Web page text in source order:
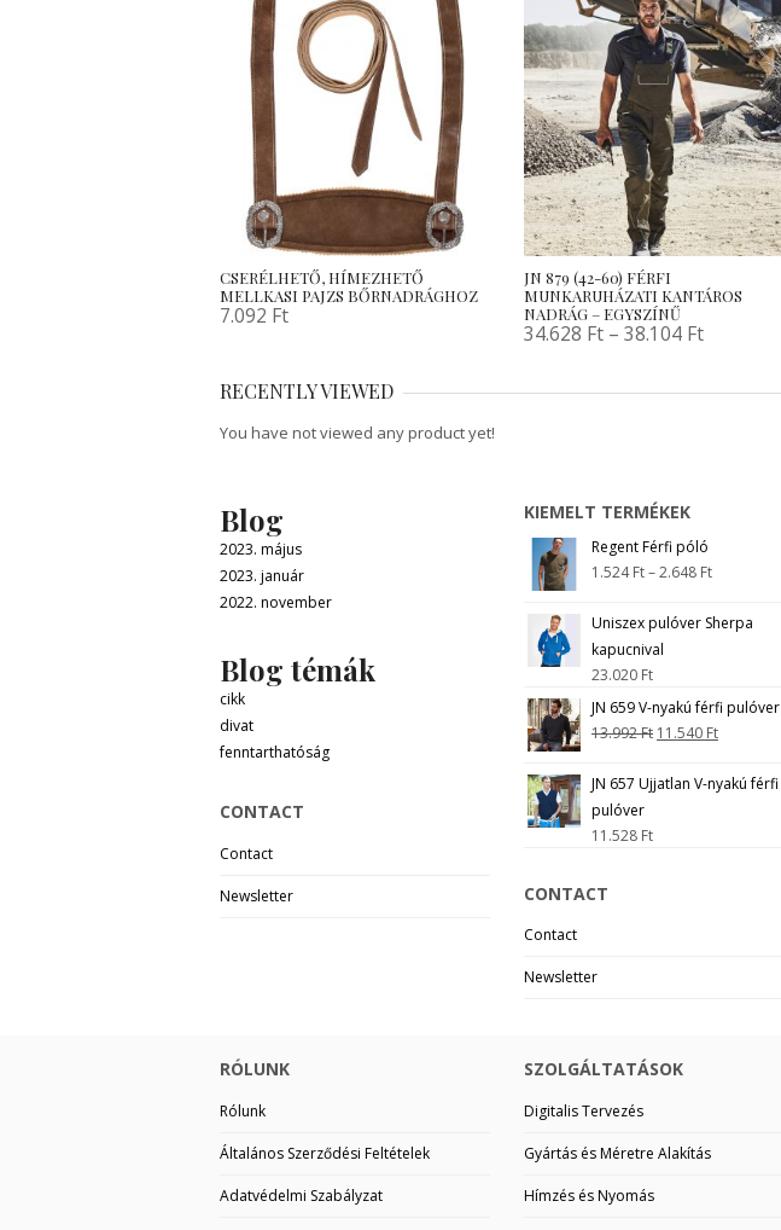
CSERÉLHETŐ, HÍMEZHETŐ
MELLKASI PAJZS BŐRNADRÁGHOZ
7.092 Ft
JN 879 (42-60) FÉRFI
MUNKARUHÁZATI KANTÁROS
NADRÁG – EGYSZÍNŰ
34.628 Ft –38.104 Ft
RECENTLY VIEWED
You have not viewed any product yet!
Blog
2023. május
2023. január
2022. november
Blog témák
cikk
divat
fenntarthatóság
CONTACT
Contact
Newsletter
KIEMELT TERMÉKEK
Regent Férfi póló
1.524Ft–2.648 Ft
Uniszex pulóver Sherpa
kapucnival
23.020 Ft
JN 659 V-nyakú férfi pulóver
13.992Ft 11.540 Ft
JN 657 Ujjatlan V-nyakú férfi
pulóver
11.528 Ft
CONTACT
Contact
Newsletter
RÓLUNK
Rólunk
Általános Szerződési Feltételek
Adatvédelmi Szabályzat
SZOLGÁLTATÁSOK
Digitalis Tervezés
Gyártás és Méretre Alakítás
Hímzés és Nyomás